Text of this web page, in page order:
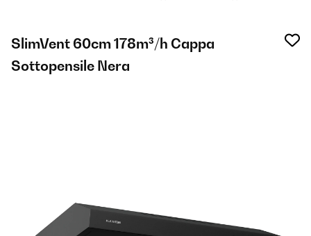
SlimVent 60cm 178m³/h Cappa
Sottopensile Nera